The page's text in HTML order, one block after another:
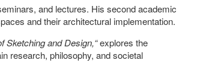
and lectures. His second academic
and their architectural implementation.
Sketching and Design,“explores the
research, philosophy, and societal